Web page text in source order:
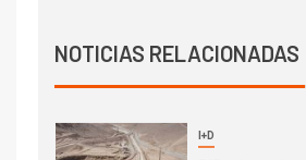
NOTICIAS RELACIONADAS
Producción
2026 cae 10,6%
3 I+D